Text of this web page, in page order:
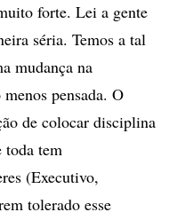
forte. Lei a gente
séria. Temos a tal
mudança na
pensada. O
de colocar disciplina
toda tem
(Executivo,
tolerado esse